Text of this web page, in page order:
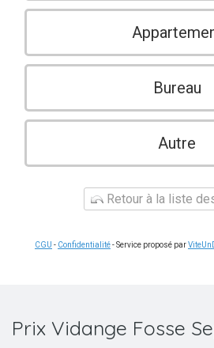
Bureau
Autre
Retour à la liste
CGU - Confidentialité- Service proposé par
Prix Vidange Fosse